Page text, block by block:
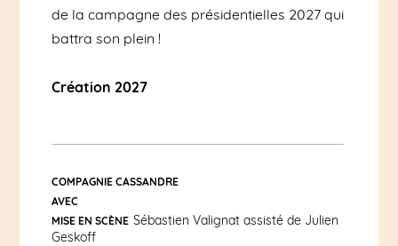
de la campagne des présidentielles 2027 qui
battra son plein !
Création 2027
COMPAGNIE CASSANDRE
AVEC
MISE EN SCÈNE Sébastien Valignat assisté de Julien
Geskoff